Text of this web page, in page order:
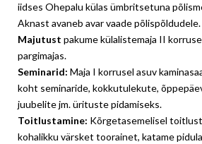
iidses Ohepalu külas ümbritsetuna
Aknast avaneb avar vaade põlispõldudele.
Majutust pakume külalistemaja II
pargimajas.
Seminarid: Maja I korrusel asuv
koht seminaride, kokkutulekute,
juubelite jm. ürituste pidamiseks.
Toitlustamine: Kõrgetasemelisel
kohalikku värsket toorainet, katame